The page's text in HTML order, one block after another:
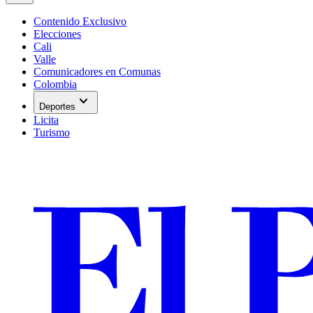
Contenido Exclusivo
Elecciones
Cali
Valle
Comunicadores en Comunas
Colombia
Deportes expand_more
Licita
Turismo